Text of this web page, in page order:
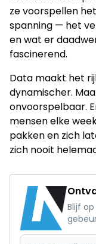
ze voorspellen
spanning — het
en wat er
fascinerend.
Data maakt het
dynamischer.
onvoorspelbaar.
mensen elke
pakken en zich
zich nooit
Blijf